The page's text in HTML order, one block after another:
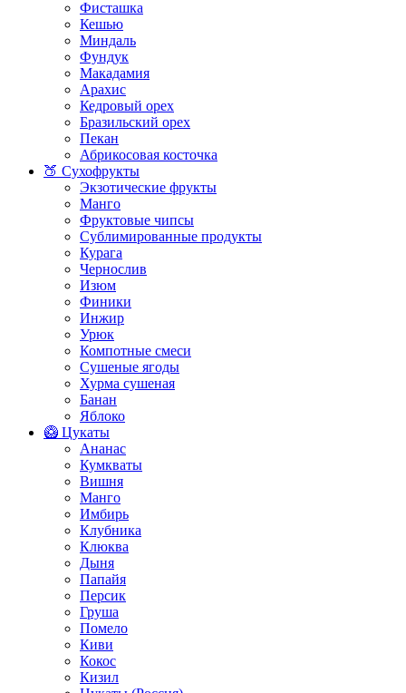
Фисташка
Кешью
Миндаль
Фундук
Макадамия
Арахис
Кедровый орех
Бразильский орех
Пекан
Абрикосовая косточка
🍑 Сухофрукты
Экзотические фрукты
Манго
Фруктовые чипсы
Сублимированные продукты
Курага
Чернослив
Изюм
Финики
Инжир
Урюк
Компотные смеси
Сушеные ягоды
Хурма сушеная
Банан
Яблоко
🥝 Цукаты
Ананас
Кумкваты
Вишня
Манго
Имбирь
Клубника
Клюква
Дыня
Папайя
Персик
Груша
Помело
Киви
Кокос
Кизил